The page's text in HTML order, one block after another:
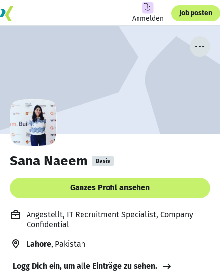
Anmelden
Job posten
Sana Naeem Basis
Ganzes Profil ansehen
Angestellt, IT Recruitment Specialist, Company
Confidential
Lahore, Pakistan
Logg Dich ein, um alle Einträge zu sehen.